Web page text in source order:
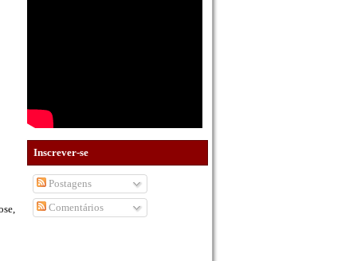
Inscrever-se
Postagens
Comentários